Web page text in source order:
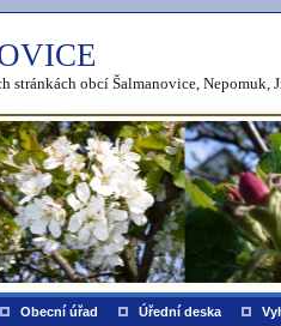
stránkách obcí Šalmanovice, Nepomuk,
Obecní úřad Úřední deska